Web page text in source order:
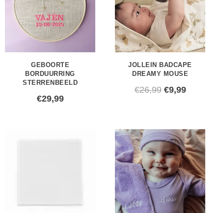
GEBOORTE
BORDUURRING
STERRENBEELD
€29,99
JOLLEIN BADCAPE
DREAMY MOUSE
€26,99
€26,99.
€9,99
€9,99.